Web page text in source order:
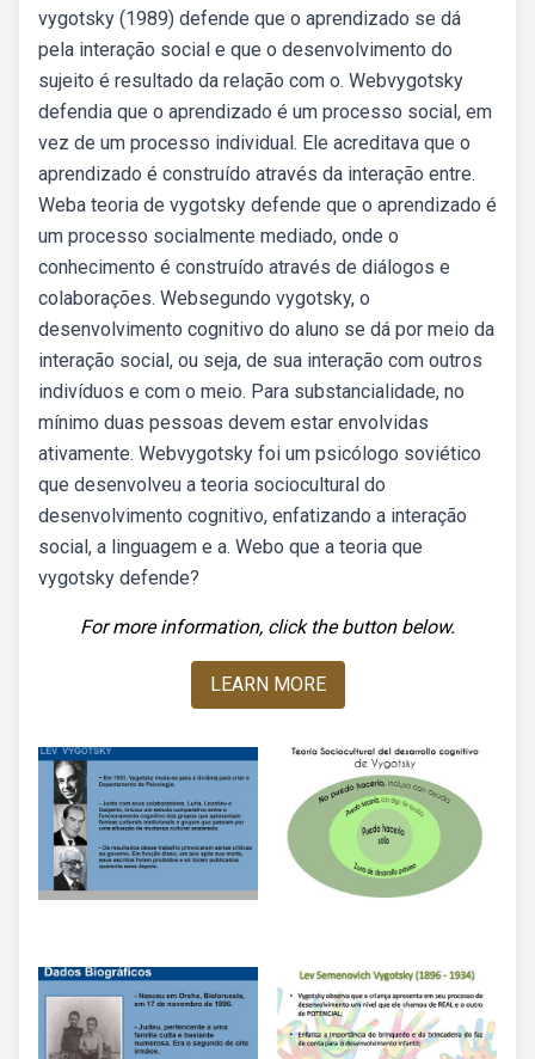
vygotsky (1989) defende que o aprendizado se dá
pela interação social e que o desenvolvimento do
sujeito é resultado da relação com o. Webvygotsky
defendia que o aprendizado é um processo social, em
vez de um processo individual. Ele acreditava que o
aprendizado é construído através da interação entre.
Weba teoria de vygotsky defende que o aprendizado é
um processo socialmente mediado, onde o
conhecimento é construído através de diálogos e
colaborações. Websegundo vygotsky, o
desenvolvimento cognitivo do aluno se dá por meio da
interação social, ou seja, de sua interação com outros
indivíduos e com o meio. Para substancialidade, no
mínimo duas pessoas devem estar envolvidas
ativamente. Webvygotsky foi um psicólogo soviético
que desenvolveu a teoria sociocultural do
desenvolvimento cognitivo, enfatizando a interação
social, a linguagem e a. Webo que a teoria que
vygotsky defende?
For more information, click the button below.
LEARN MORE